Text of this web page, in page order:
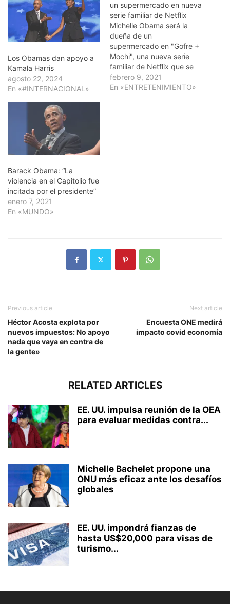
Los Obamas dan apoyo a
Kamala Harris
agosto 22, 2024
En «#INTERNACIONAL»
un supermercado en nueva
serie familiar de Netflix
Michelle Obama será la
dueña de un
supermercado en "Gofre +
Mochi", una nueva serie
familiar de Netflix que se
estrenará en todo el
mundo el próximo 16 de
febrero 9, 2021
En «ENTRETENIMIENTO»
Barack Obama: “La
violencia en el Capitolio fue
incitada por el presidente”
enero 7, 2021
En «MUNDO»
Previous article
Héctor Acosta explota por
nuevos impuestos: No apoyo
nada que vaya en contra de
la gente»
Next article
Encuesta ONE medirá
impacto covid economía
RELATED ARTICLES
EE. UU. impulsa reunión de la OEA
para evaluar medidas contra...
Michelle Bachelet propone una
ONU más eficaz ante los desafíos
globales
EE. UU. impondrá fianzas de
hasta US$20,000 para visas de
turismo...